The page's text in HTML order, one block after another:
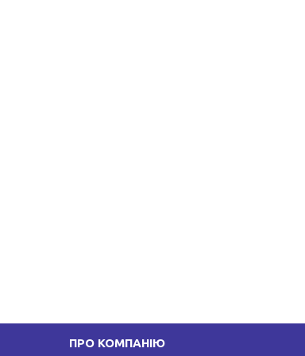
ПРО КОМПАНІЮ